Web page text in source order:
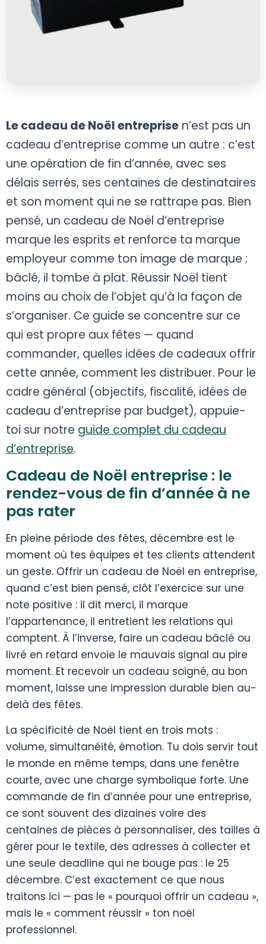
Le cadeau de Noël entreprise n’est pas un
cadeau d’entreprise comme un autre : c’est
une opération de fin d’année, avec ses
délais serrés, ses centaines de destinataires
et son moment qui ne se rattrape pas. Bien
pensé, un cadeau de Noël d’entreprise
marque les esprits et renforce ta marque
employeur comme ton image de marque ;
bâclé, il tombe à plat. Réussir Noël tient
moins au choix de l’objet qu’à la façon de
s’organiser. Ce guide se concentre sur ce
qui est propre aux fêtes — quand
commander, quelles idées de cadeaux offrir
cette année, comment les distribuer. Pour le
cadre général (objectifs, fiscalité, idées de
cadeau d’entreprise par budget), appuie-
toi sur notre guide complet du cadeau
d’entreprise.
Cadeau de Noël entreprise : le
rendez-vous de fin d’année à ne
pas rater
En pleine période des fêtes, décembre est le
moment où tes équipes et tes clients attendent
un geste. Offrir un cadeau de Noël en entreprise,
quand c’est bien pensé, clôt l’exercice sur une
note positive : il dit merci, il marque
l’appartenance, il entretient les relations qui
comptent. À l’inverse, faire un cadeau bâclé ou
livré en retard envoie le mauvais signal au pire
moment. Et recevoir un cadeau soigné, au bon
moment, laisse une impression durable bien au-
delà des fêtes.
La spécificité de Noël tient en trois mots :
volume, simultanéité, émotion. Tu dois servir tout
le monde en même temps, dans une fenêtre
courte, avec une charge symbolique forte. Une
commande de fin d’année pour une entreprise,
ce sont souvent des dizaines voire des
centaines de pièces à personnaliser, des tailles à
gérer pour le textile, des adresses à collecter et
une seule deadline qui ne bouge pas : le 25
décembre. C’est exactement ce que nous
traitons ici — pas le « pourquoi offrir un cadeau »,
mais le « comment réussir » ton noël
professionnel.